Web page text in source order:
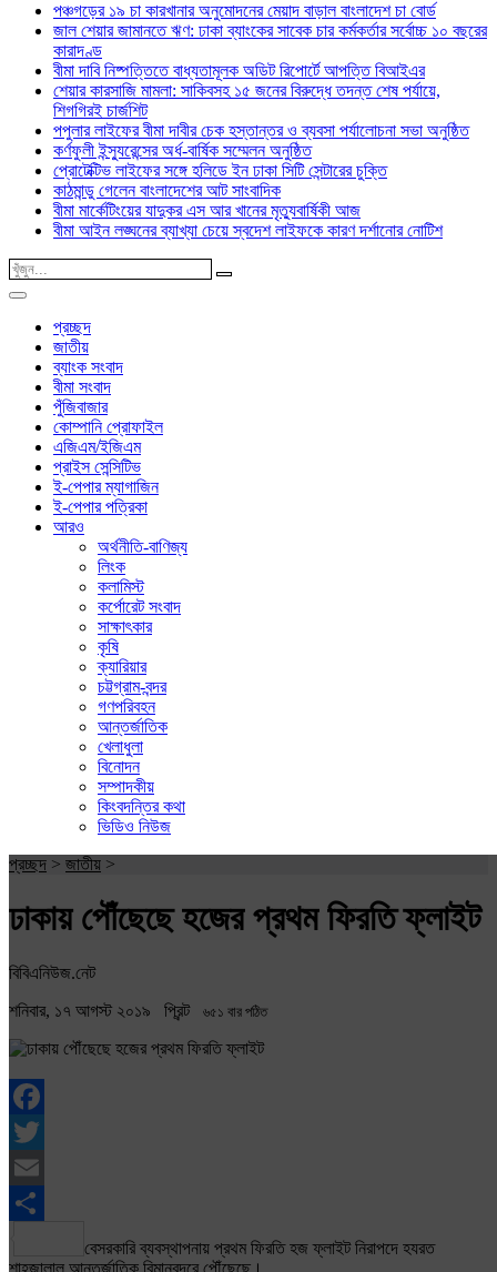
পঞ্চগড়ের ১৯ চা কারখানার অনুমোদনের মেয়াদ বাড়াল বাংলাদেশ চা বোর্ড
জাল শেয়ার জামানতে ঋণ: ঢাকা ব্যাংকের সাবেক চার কর্মকর্তার সর্বোচ্চ ১০ বছরের
কারাদণ্ড
বীমা দাবি নিষ্পত্তিতে বাধ্যতামূলক অডিট রিপোর্টে আপত্তি বিআইএর
শেয়ার কারসাজি মামলা: সাকিবসহ ১৫ জনের বিরুদ্ধে তদন্ত শেষ পর্যায়ে,
শিগগিরই চার্জশিট
পপুলার লাইফের বীমা দাবীর চেক হস্তান্তর ও ব্যবসা পর্যালোচনা সভা অনুষ্ঠিত
কর্ণফুলী ইন্স্যুরেন্সের অর্ধ-বার্ষিক সম্মেলন অনুষ্ঠিত
প্রোটেক্টিভ লাইফের সঙ্গে হলিডে ইন ঢাকা সিটি সেন্টারের চুক্তি
কাঠমান্ডু গেলেন বাংলাদেশের আট সাংবাদিক
বীমা মার্কেটিংয়ের যাদুকর এস আর খানের মৃত্যুবার্ষিকী আজ
বীমা আইন লঙ্ঘনের ব্যাখ্যা চেয়ে স্বদেশ লাইফকে কারণ দর্শানোর নোটিশ
প্রচ্ছদ
জাতীয়
ব্যাংক সংবাদ
বীমা সংবাদ
পুঁজিবাজার
কোম্পানি প্রোফাইল
এজিএম/ইজিএম
প্রাইস সেন্সিটিভ
ই-পেপার ম্যাগাজিন
ই-পেপার পত্রিকা
আরও
অর্থনীতি-বাণিজ্য
লিংক
কলামিস্ট
কর্পোরেট সংবাদ
সাক্ষাৎকার
কৃষি
ক্যারিয়ার
চট্টগ্রাম-বন্দর
গণপরিবহন
আন্তর্জাতিক
খেলাধুলা
বিনোদন
সম্পাদকীয়
কিংবদন্তির কথা
ভিডিও নিউজ
প্রচ্ছদ > জাতীয় >
ঢাকায় পৌঁছেছে হজের প্রথম ফিরতি ফ্লাইট
বিবিএনিউজ.নেট
শনিবার, ১৭ আগস্ট ২০১৯ প্রিন্ট ৬৫১ বার পঠিত
Facebook
Twitter
Email
বেসরকারি ব্যবস্থাপনায় প্রথম ফিরতি হজ ফ্লাইট নিরাপদে হযরত
শাহজালাল আন্তর্জাতিক বিমানবন্দরে পৌঁছেছে।